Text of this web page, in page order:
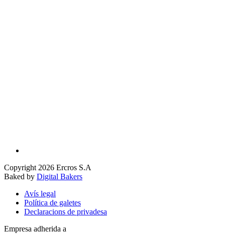
Copyright 2026 Ercros S.A
Baked by Digital Bakers
Avís legal
Política de galetes
Declaracions de privadesa
Empresa adherida a